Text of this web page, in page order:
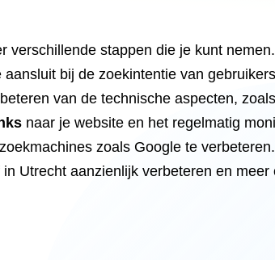
verschillende stappen die je kunt
bij de zoekintentie van
van de technische aspecten,
naar je website en het regelmatig
zoals Google te
Utrecht aanzienlijk verbeteren en meer